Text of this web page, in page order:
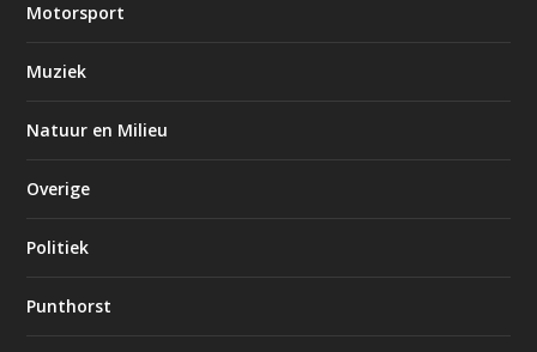
Motorsport
Muziek
Natuur en Milieu
Overige
Politiek
Punthorst